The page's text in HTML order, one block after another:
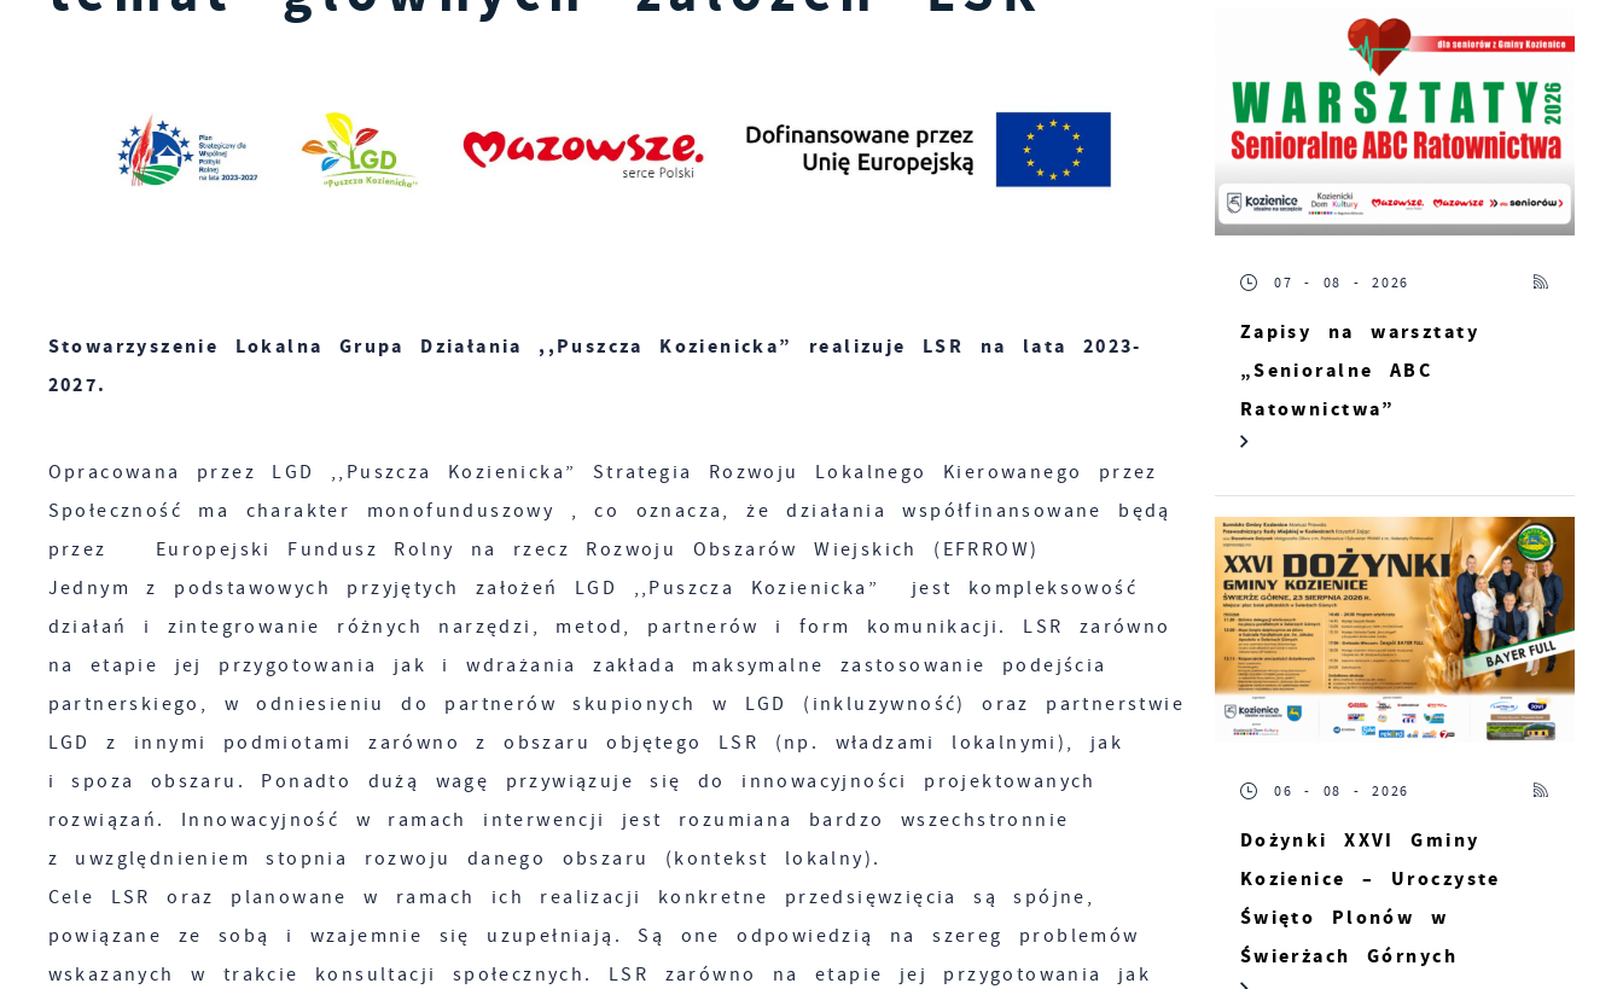
Stowarzyszenie Lokalna Grupa Działania ,,Puszcza Kozienicka” realizuje LSR na lata 2023-
2027.
Opracowana przez LGD ,,Puszcza Kozienicka” Strategia Rozwoju Lokalnego Kierowanego przez
Społeczność ma charakter monofunduszowy , co oznacza, że działania współfinansowane będą
przez Europejski Fundusz Rolny na rzecz Rozwoju Obszarów Wiejskich (EFRROW)
Jednym z podstawowych przyjętych założeń LGD ,,Puszcza Kozienicka” jest kompleksowość
działań i zintegrowanie różnych narzędzi, metod, partnerów i form komunikacji. LSR zarówno
na etapie jej przygotowania jak i wdrażania zakłada maksymalne zastosowanie podejścia
partnerskiego, w odniesieniu do partnerów skupionych w LGD (inkluzywność) oraz partnerstwie
LGD z innymi podmiotami zarówno z obszaru objętego LSR (np. władzami lokalnymi), jak
i spoza obszaru. Ponadto dużą wagę przywiązuje się do innowacyjności projektowanych
rozwiązań. Innowacyjność w ramach interwencji jest rozumiana bardzo wszechstronnie
z uwzględnieniem stopnia rozwoju danego obszaru (kontekst lokalny).
Cele LSR oraz planowane w ramach ich realizacji konkretne przedsięwzięcia są spójne,
powiązane ze sobą i wzajemnie się uzupełniają. Są one odpowiedzią na szereg problemów
wskazanych w trakcie konsultacji społecznych. LSR zarówno na etapie jej przygotowania jak
07 - 08 - 2026
Zapisy na warsztaty
„Senioralne ABC
Ratownictwa”
06 - 08 - 2026
Dożynki XXVI Gminy
Kozienice – Uroczyste
Święto Plonów w
Świerżach Górnych